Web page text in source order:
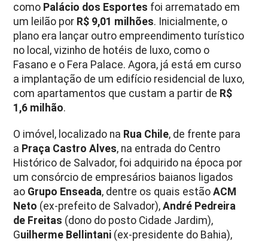
como Palácio dos Esportes foi arrematado em
um leilão por R$ 9,01 milhões. Inicialmente, o
plano era lançar outro empreendimento turístico
no local, vizinho de hotéis de luxo, como o
Fasano e o Fera Palace. Agora, já está em curso
a implantação de um edifício residencial de luxo,
com apartamentos que custam a partir de R$
1,6 milhão.
O imóvel, localizado na Rua Chile, de frente para
a Praça Castro Alves, na entrada do Centro
Histórico de Salvador, foi adquirido na época por
um consórcio de empresários baianos ligados
ao Grupo Enseada, dentre os quais estãoACM
Neto (ex-prefeito de Salvador),André Pedreira
de Freitas (dono do posto Cidade Jardim),
Guilherme Bellintani (ex-presidente do Bahia),